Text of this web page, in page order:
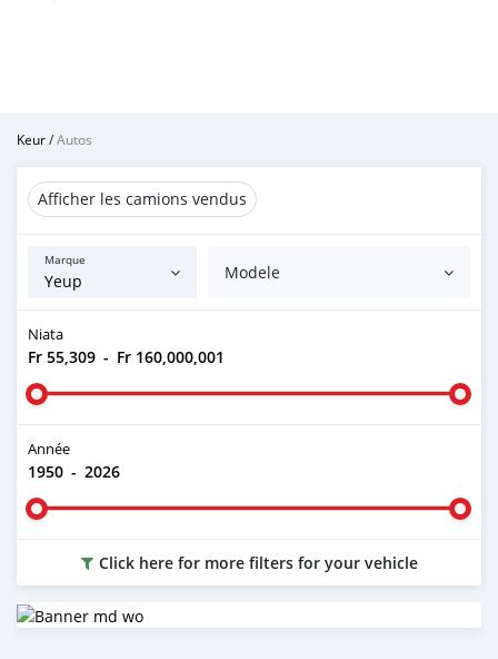
Keur/Autos
Afficher les camions vendus
Marque
Modele
Niata
Fr 55,309 - Fr 160,000,001
Année
1950 - 2026
Click here for more filters for your vehicle